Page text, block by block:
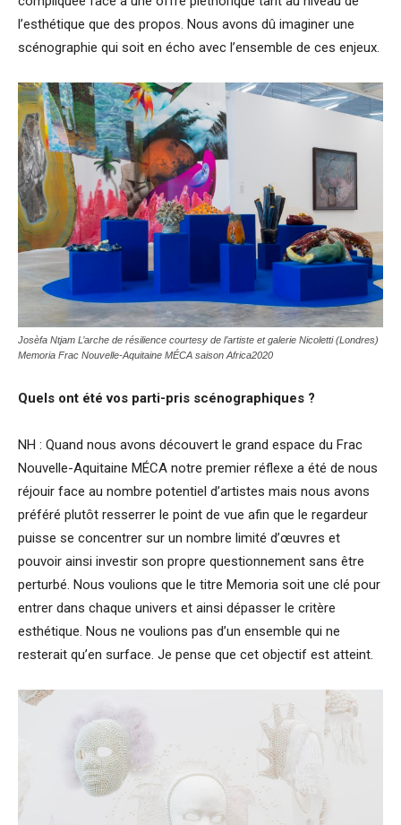
l’esthétique que des propos. Nous avons dû imaginer une
scénographie qui soit en écho avec l’ensemble de ces enjeux.
Josèfa Ntjam L’arche de résilience courtesy de l’artiste et galerie Nicoletti (Londres)
Memoria Frac Nouvelle-Aquitaine MÉCA saison Africa2020
Quels ont été vos parti-pris scénographiques ?
NH : Quand nous avons découvert le grand espace du Frac
Nouvelle-Aquitaine MÉCA notre premier réflexe a été de nous
réjouir face au nombre potentiel d’artistes mais nous avons
préféré plutôt resserrer le point de vue afin que le regardeur
puisse se concentrer sur un nombre limité d’œuvres et
pouvoir ainsi investir son propre questionnement sans être
perturbé. Nous voulions que le titre Memoria soit une clé pour
entrer dans chaque univers et ainsi dépasser le critère
esthétique. Nous ne voulions pas d’un ensemble qui ne
resterait qu’en surface. Je pense que cet objectif est atteint.